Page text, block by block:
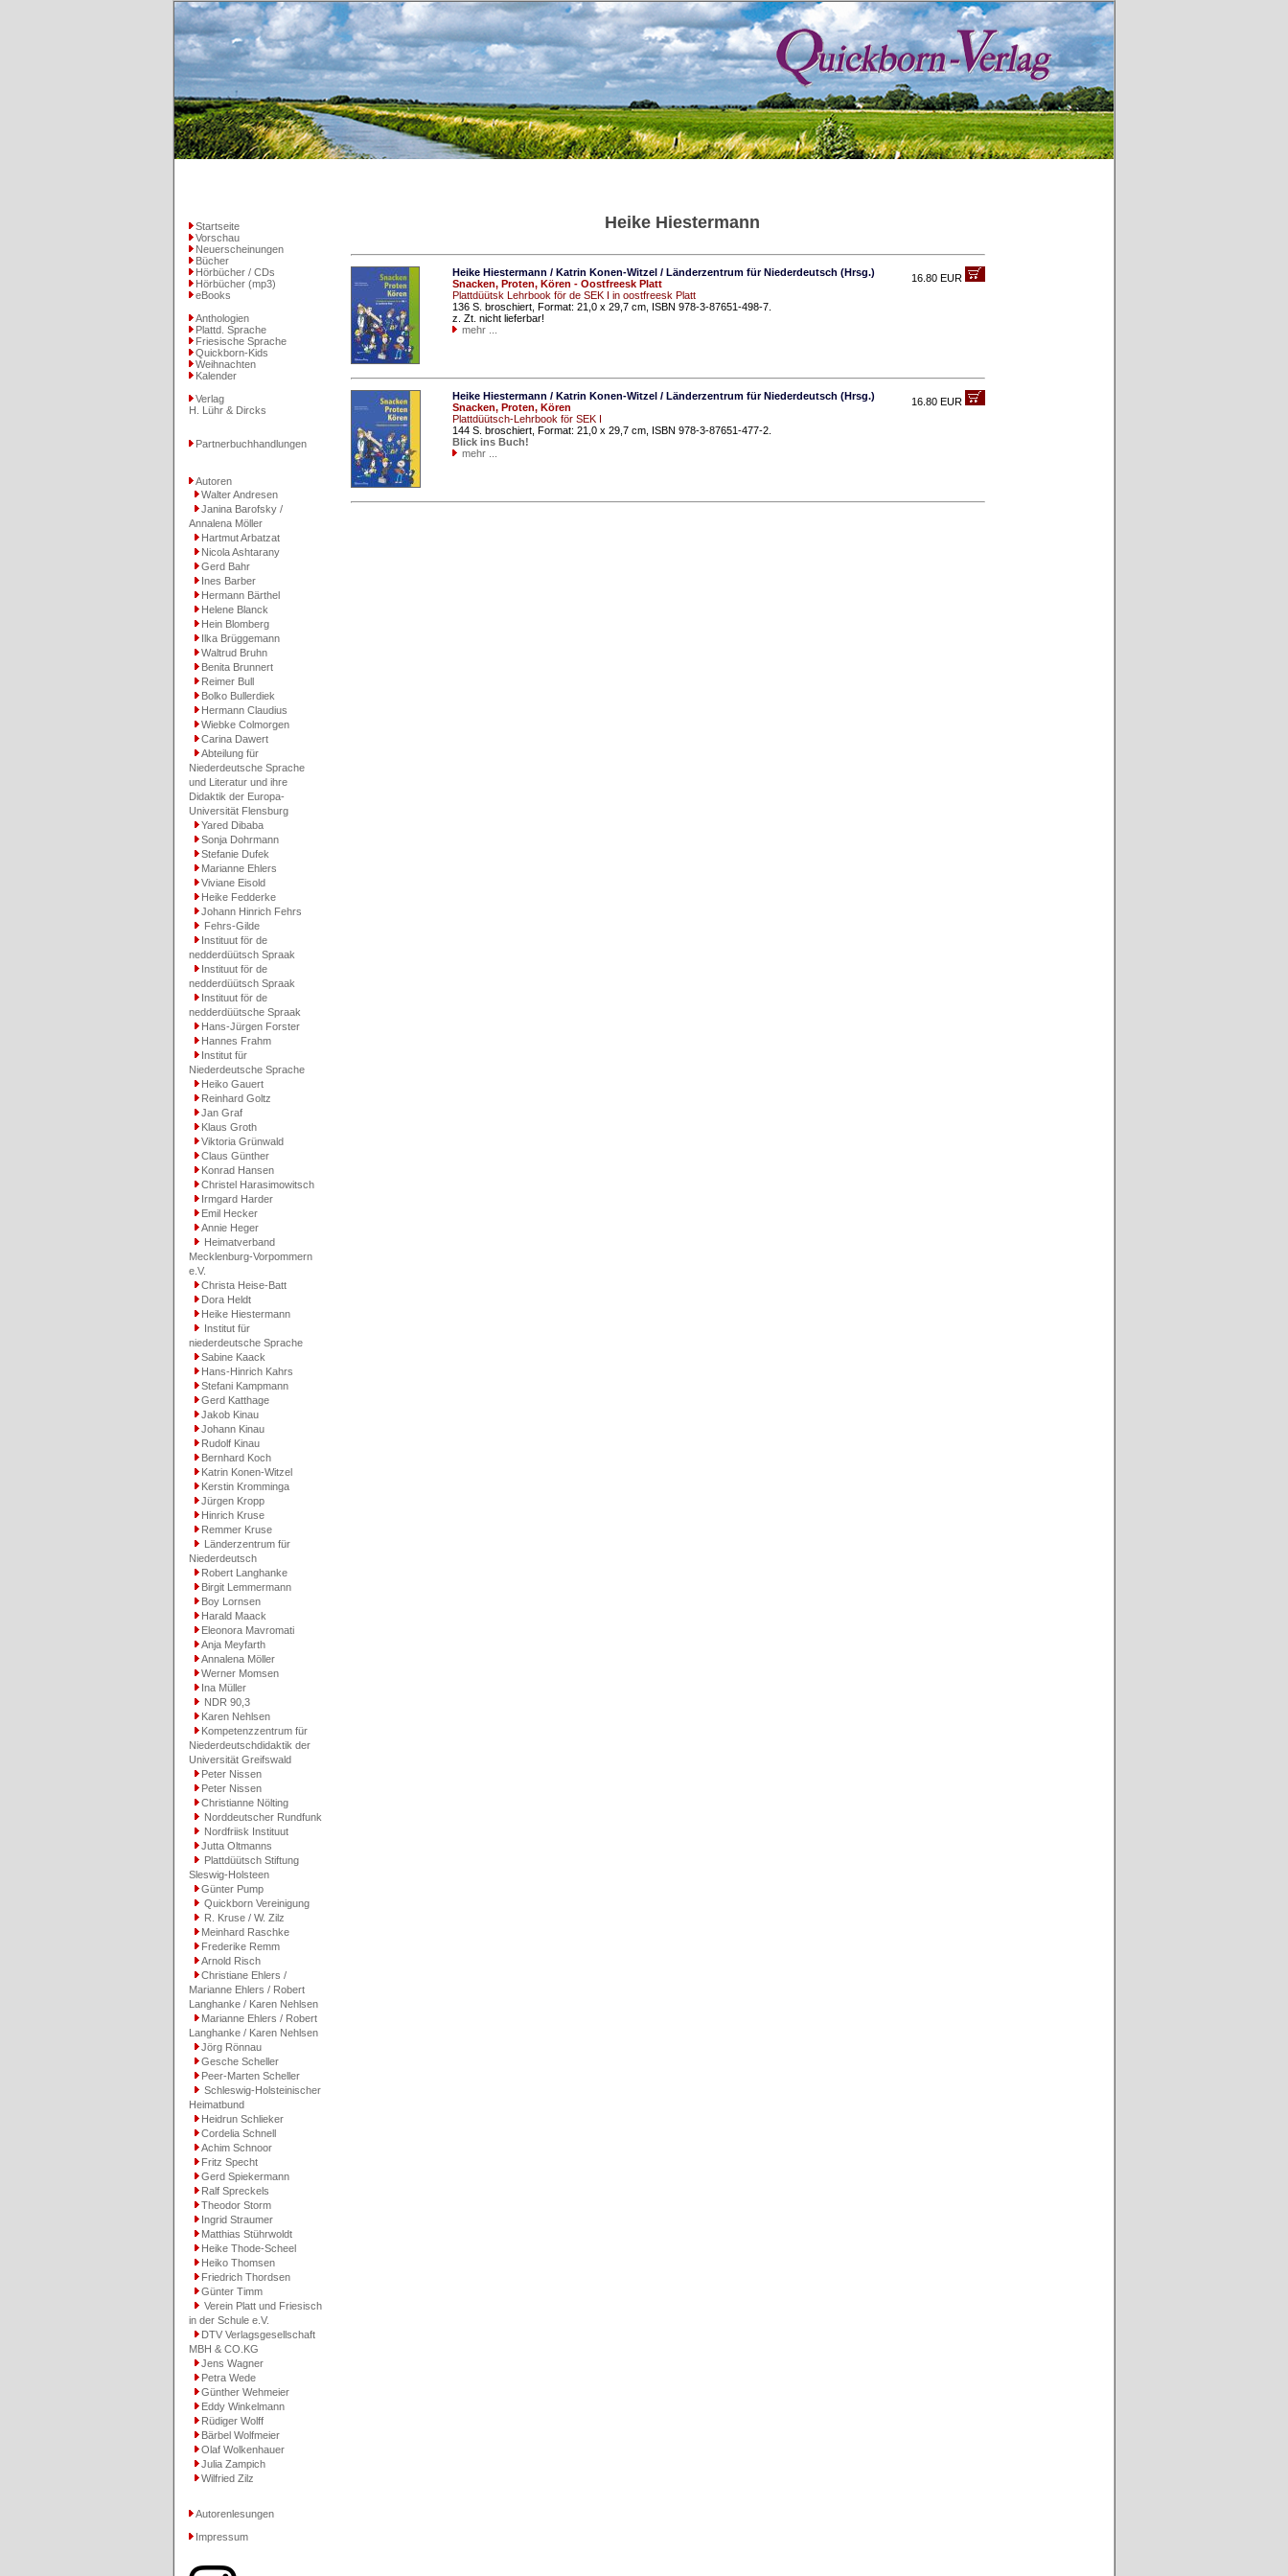
Startseite
Vorschau
Neuerscheinungen
Bücher
Hörbücher / CDs
Hörbücher (mp3)
eBooks
Anthologien
Plattd. Sprache
Friesische Sprache
Quickborn-Kids
Weihnachten
Kalender
Verlag
H. Lühr & Dircks
Partnerbuchhandlungen
Autoren
Walter Andresen
Janina Barofsky /
Annalena Möller
Hartmut Arbatzat
Nicola Ashtarany
Gerd Bahr
Ines Barber
Hermann Bärthel
Helene Blanck
Hein Blomberg
Ilka Brüggemann
Waltrud Bruhn
Benita Brunnert
Reimer Bull
Bolko Bullerdiek
Hermann Claudius
Wiebke Colmorgen
Carina Dawert
Abteilung für
Niederdeutsche Sprache
und Literatur und ihre
Didaktik der Europa-
Universität Flensburg
Yared Dibaba
Sonja Dohrmann
Stefanie Dufek
Marianne Ehlers
Viviane Eisold
Heike Fedderke
Johann Hinrich Fehrs
Fehrs-Gilde
Instituut för de
nedderdüütsch Spraak
Instituut för de
nedderdüütsch Spraak
Instituut för de
nedderdüütsche Spraak
Hans-Jürgen Forster
Hannes Frahm
Institut für
Niederdeutsche Sprache
Heiko Gauert
Reinhard Goltz
Jan Graf
Klaus Groth
Viktoria Grünwald
Claus Günther
Konrad Hansen
Christel Harasimowitsch
Irmgard Harder
Emil Hecker
Annie Heger
Heimatverband
Mecklenburg-Vorpommern
e.V.
Christa Heise-Batt
Dora Heldt
Heike Hiestermann
Institut für
niederdeutsche Sprache
Sabine Kaack
Hans-Hinrich Kahrs
Stefani Kampmann
Gerd Katthage
Jakob Kinau
Johann Kinau
Rudolf Kinau
Bernhard Koch
Katrin Konen-Witzel
Kerstin Kromminga
Jürgen Kropp
Hinrich Kruse
Remmer Kruse
Länderzentrum für
Niederdeutsch
Robert Langhanke
Birgit Lemmermann
Boy Lornsen
Harald Maack
Eleonora Mavromati
Anja Meyfarth
Annalena Möller
Werner Momsen
Ina Müller
NDR 90,3
Karen Nehlsen
Kompetenzzentrum für
Niederdeutschdidaktik der
Universität Greifswald
Peter Nissen
Peter Nissen
Christianne Nölting
Norddeutscher Rundfunk
Nordfriisk Instituut
Jutta Oltmanns
Plattdüütsch Stiftung
Sleswig-Holsteen
Günter Pump
Quickborn Vereinigung
R. Kruse / W. Zilz
Meinhard Raschke
Frederike Remm
Arnold Risch
Christiane Ehlers /
Marianne Ehlers / Robert
Langhanke / Karen Nehlsen
Marianne Ehlers / Robert
Langhanke / Karen Nehlsen
Jörg Rönnau
Gesche Scheller
Peer-Marten Scheller
Schleswig-Holsteinischer
Heimatbund
Heidrun Schlieker
Cordelia Schnell
Achim Schnoor
Fritz Specht
Gerd Spiekermann
Ralf Spreckels
Theodor Storm
Ingrid Straumer
Matthias Stührwoldt
Heike Thode-Scheel
Heiko Thomsen
Friedrich Thordsen
Günter Timm
Verein Platt und Friesisch
in der Schule e.V.
DTV Verlagsgesellschaft
MBH & CO.KG
Jens Wagner
Petra Wede
Günther Wehmeier
Eddy Winkelmann
Rüdiger Wolff
Bärbel Wolfmeier
Olaf Wolkenhauer
Julia Zampich
Wilfried Zilz
Autorenlesungen
Impressum
Heike Hiestermann
Heike Hiestermann / Katrin Konen-Witzel / Länderzentrum für Niederdeutsch (Hrsg.)
Snacken, Proten, Kören - Oostfreesk Platt
Plattdüütsk Lehrbook för de SEK I in oostfreesk Platt
136 S. broschiert, Format: 21,0 x 29,7 cm, ISBN 978-3-87651-498-7.
z. Zt. nicht lieferbar!
mehr ...
16.80 EUR
Heike Hiestermann / Katrin Konen-Witzel / Länderzentrum für Niederdeutsch (Hrsg.)
Snacken, Proten, Kören
Plattdüütsch-Lehrbook för SEK I
144 S. broschiert, Format: 21,0 x 29,7 cm, ISBN 978-3-87651-477-2.
Blick ins Buch!
mehr ...
16.80 EUR